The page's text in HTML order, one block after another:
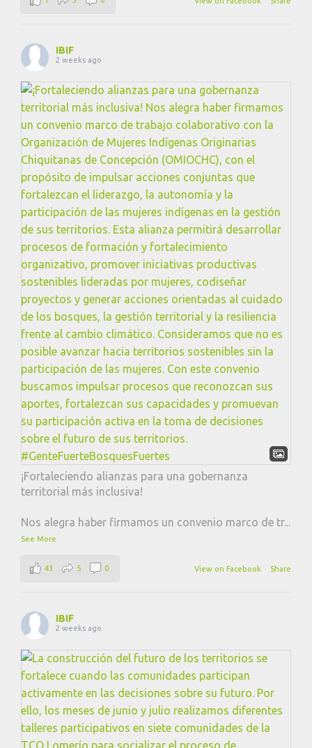
IBIF
2 weeks ago
¡Fortaleciendo alianzas para una gobernanza
territorial más inclusiva!
Nos alegra haber firmamos un convenio marco de tr...
See More
View on Facebook · Share
43 5 0
IBIF
2 weeks ago